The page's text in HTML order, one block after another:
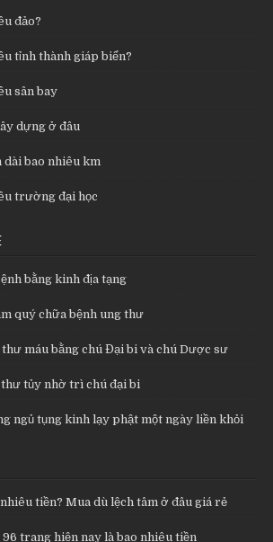
đảo?
tỉnh thành giáp biển?
sân bay
dựng ở đâu
bao nhiêu km
trường đại học
bằng kinh địa tạng
quý chữa bệnh ung thư
máu bằng chú Đại bi và chú Dược sư
thư tủy nhờ trì chú đại bi
ngủ tụng kinh lạy phật một ngày liền khỏi
tiền? Mua dù lệch tâm ở đâu giá rẻ
96 trang hiện nay là bao nhiêu tiền